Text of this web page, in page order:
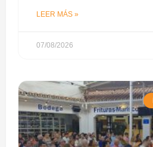
LEER MÁS »
07/08/2026